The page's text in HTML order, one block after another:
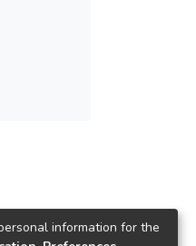
information for the